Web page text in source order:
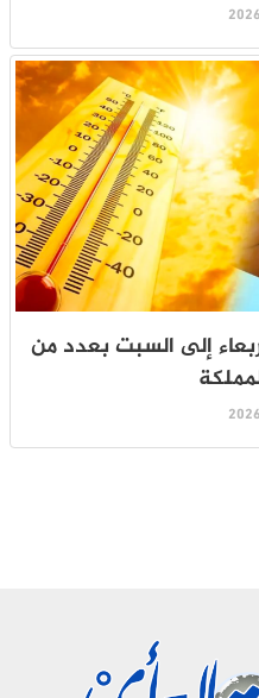
إلى السبت بعدد من